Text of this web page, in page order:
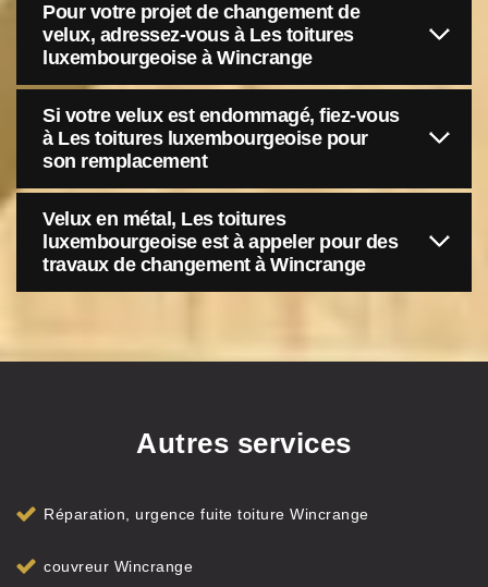
Pour votre projet de changement de
velux, adressez-vous à Les toitures
luxembourgeoise à Wincrange
Si votre velux est endommagé, fiez-vous
à Les toitures luxembourgeoise pour
son remplacement
Velux en métal, Les toitures
luxembourgeoise est à appeler pour des
travaux de changement à Wincrange
Autres services
Réparation, urgence fuite toiture Wincrange
couvreur Wincrange